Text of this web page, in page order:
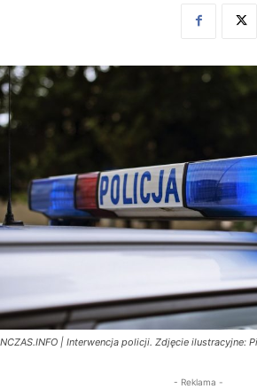
NCZAS.INFO | Interwencja policji. Zdjęcie ilustracyjne:
- Reklama -